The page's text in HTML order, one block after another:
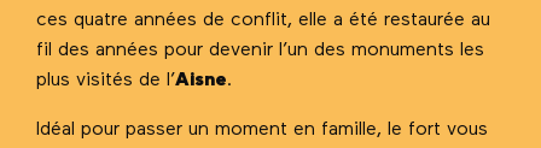
ces quatre années de conflit, elle a été restaurée au
fil des années pour devenir l’un des monuments les
plus visités de l’Aisne.
Idéal pour passer un moment en famille, le fort vous